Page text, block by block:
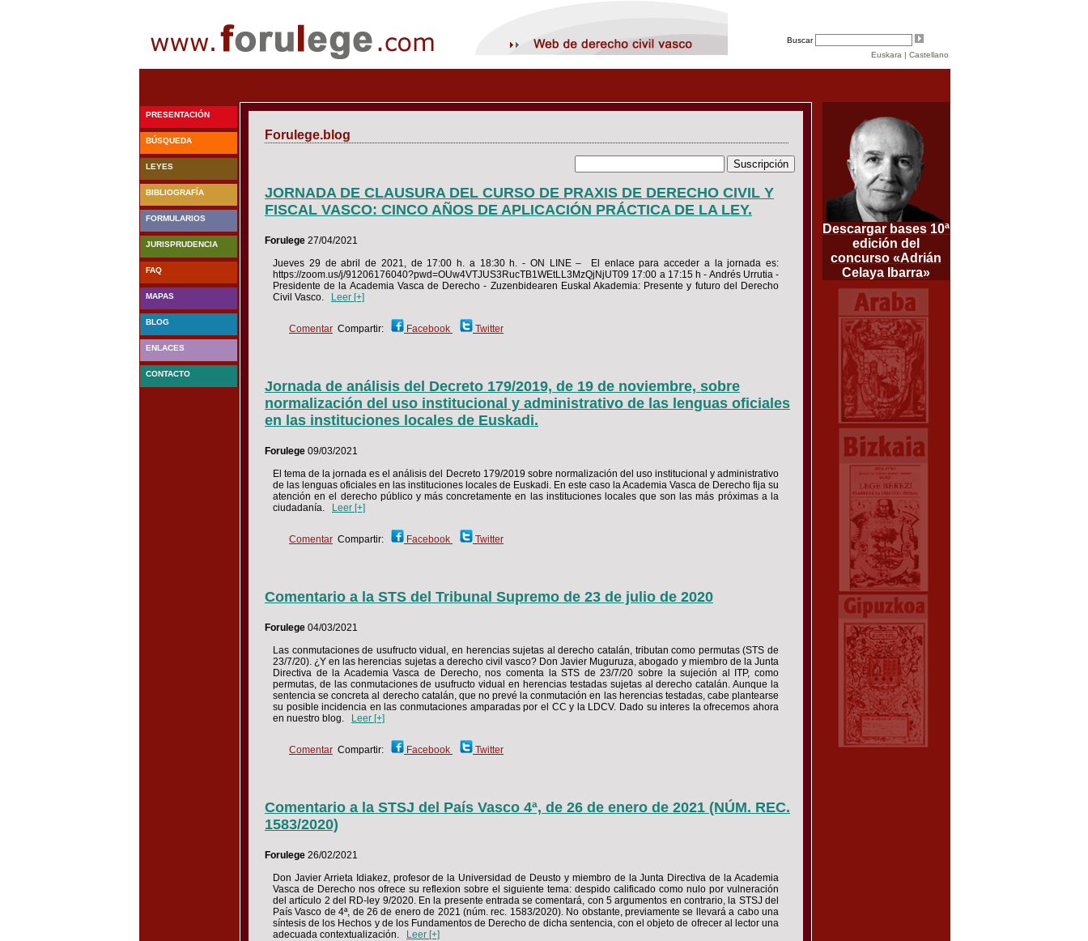
Buscar
Euskara | Castellano
Descargar bases 10ª
edición del
concurso «Adrián
Celaya Ibarra»
Forulege.blog
JORNADA DE CLAUSURA DEL CURSO DE PRAXIS DE DERECHO CIVIL Y
FISCAL VASCO: CINCO AÑOS DE APLICACIÓN PRÁCTICA DE LA LEY.
Forulege 27/04/2021
Jueves 29 de abril de 2021, de 17:00 h. a 18:30 h. - ON LINE – El enlace para acceder a la jornada es:
https://zoom.us/j/91206176040?pwd=OUw4VTJUS3RucTB1WEtLL3MzQjNjUT09 17:00 a 17:15 h - Andrés Urrutia -
Presidente de la Academia Vasca de Derecho - Zuzenbidearen Euskal Akademia: Presente y futuro del Derecho
Civil Vasco.
Leer [+]
Comentar Compartir: Facebook Twitter
Jornada de análisis del Decreto 179/2019, de 19 de noviembre, sobre
normalización del uso institucional y administrativo de las lenguas oficiales
en las instituciones locales de Euskadi.
Forulege 09/03/2021
El tema de la jornada es el análisis del Decreto 179/2019 sobre normalización del uso institucional y administrativo
de las lenguas oficiales en las instituciones locales de Euskadi. En este caso la Academia Vasca de Derecho fija su
atención en el derecho público y más concretamente en las instituciones locales que son las más próximas a la
ciudadanía.
Leer [+]
Comentar Compartir: Facebook Twitter
Comentario a la STS del Tribunal Supremo de 23 de julio de 2020
Forulege 04/03/2021
Las conmutaciones de usufructo vidual, en herencias sujetas al derecho catalán, tributan como permutas (STS de
23/7/20). ¿Y en las herencias sujetas a derecho civil vasco? Don Javier Muguruza, abogado y miembro de la Junta
Directiva de la Academia Vasca de Derecho, nos comenta la STS de 23/7/20 sobre la sujeción al ITP, como
permutas, de las conmutaciones de usufructo vidual en herencias testadas sujetas al derecho catalán. Aunque la
sentencia se concreta al derecho catalán, que no prevé la conmutación en las herencias testadas, cabe plantearse
su posible incidencia en las conmutaciones amparadas por el CC y la LDCV. Dado su interes la ofrecemos ahora
en nuestro blog.
Leer [+]
Comentar Compartir: Facebook Twitter
Comentario a la STSJ del País Vasco 4ª, de 26 de enero de 2021 (NÚM. REC.
1583/2020)
Forulege 26/02/2021
Don Javier Arrieta Idiakez, profesor de la Universidad de Deusto y miembro de la Junta Directiva de la Academia
Vasca de Derecho nos ofrece su reflexion sobre el siguiente tema: despido calificado como nulo por vulneración
del artículo 2 del RD-ley 9/2020. En la presente entrada se comentará, con 5 argumentos en contrario, la STSJ del
País Vasco de 4ª, de 26 de enero de 2021 (núm. rec. 1583/2020). No obstante, previamente se llevará a cabo una
síntesis de los Hechos y de los Fundamentos de Derecho de dicha sentencia, con el objeto de ofrecer al lector una
adecuada contextualización.
Leer [+]
PRESENTACIÓN
BÚSQUEDA
LEYES
BIBLIOGRAFÍA
FORMULARIOS
JURISPRUDENCIA
FAQ
MAPAS
BLOG
ENLACES
CONTACTO